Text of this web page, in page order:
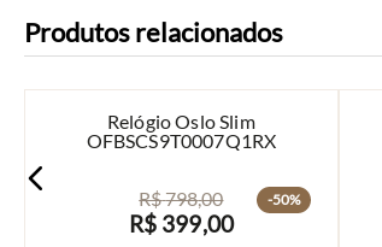
Produtos relacionados
Relógio Oslo Slim
OFBSCS9T0007Q1RX
R$798,00 -50%
R$ 399,00
AVISE-ME